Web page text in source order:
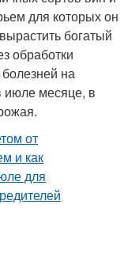
для которых он
богатый
обработки
на
июле месяце, в